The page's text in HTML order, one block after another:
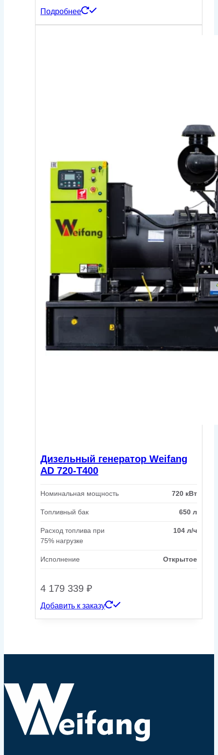
Подробнее
Дизельный генератор Weifang
AD 720-T400
Номинальная мощность 720 кВт
Топливный бак 650 л
Расход топлива при
75% нагрузке
104 л/ч
Исполнение Открытое
4 179 339 ₽
Добавить к заказу